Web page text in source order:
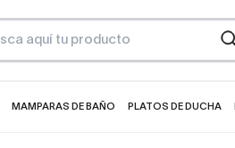
MAMPARAS DE BAÑO PLATOS DE DUCHA